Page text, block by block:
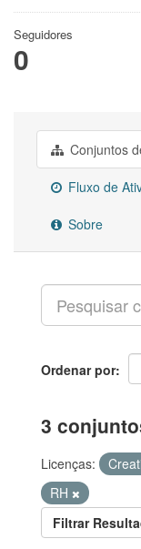
Seguidores
0
Conjuntos
Fluxo de
Sobre
Ordenar por
3
Licenças:
RH
Filtrar